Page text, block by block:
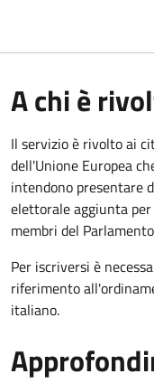
A chi è
Il servizio è rivolto ai
dell'Unione Europea
intendono presentare
elettorale aggiunta
membri del
Per iscriversi è
riferimento
italiano.